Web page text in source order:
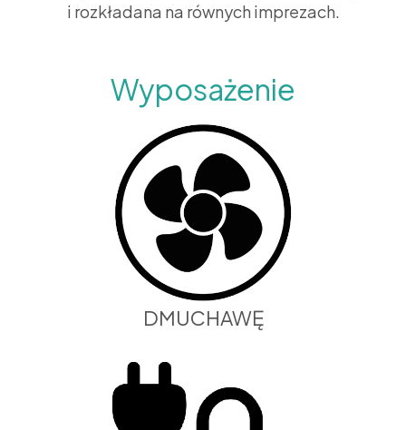
i rozkładana na równych imprezach.
Wyposażenie
DMUCHAWĘ